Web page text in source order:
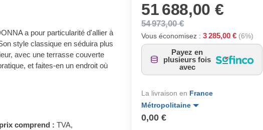
a pour particularité d'allier à
style classique en séduira plus
avec une terrasse couverte
et faites-en un endroit où
comprend : TVA,
51 688,00 €
54 973,00 €
Vous économisez : 3 285,00 € (6%)
Payez en
plusieurs fois
avec
La livraison en France
Métropolitaine
0,00 €